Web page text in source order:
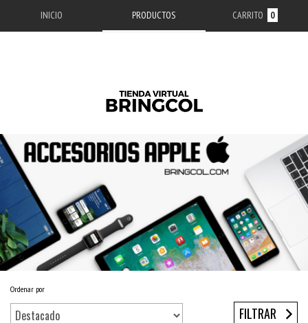
INICIO PRODUCTOS CARRITO 0
Inicio / ACCESORIOS APPLE
Ordenar por
FILTRAR